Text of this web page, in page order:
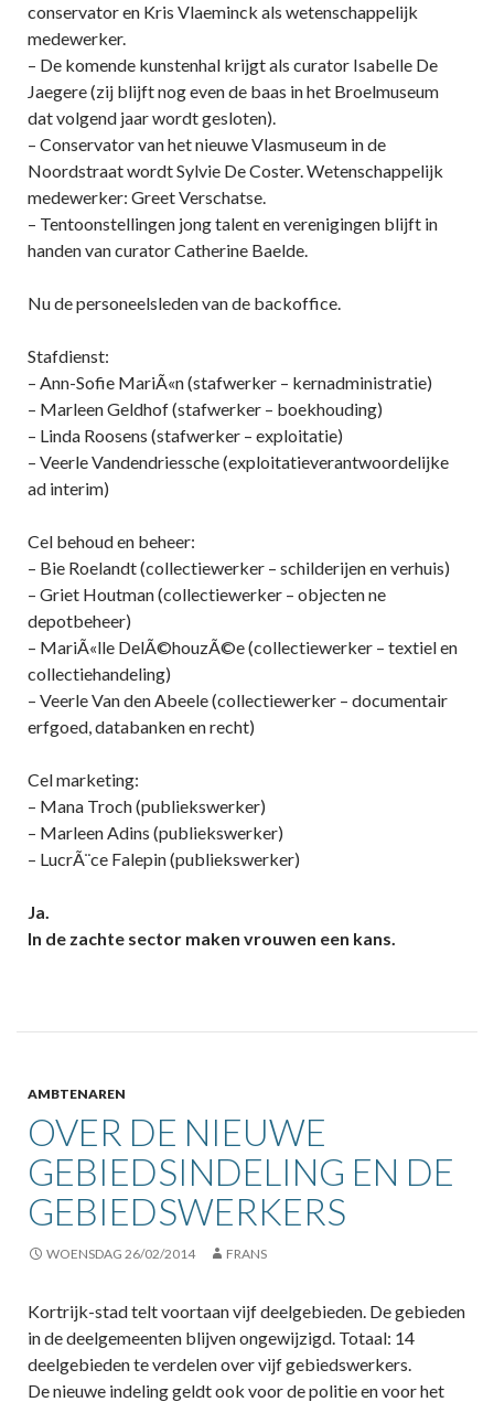
conservator en Kris Vlaeminck als wetenschappelijk
medewerker.
– De komende kunstenhal krijgt als curator Isabelle De
Jaegere (zij blijft nog even de baas in het Broelmuseum
dat volgend jaar wordt gesloten).
– Conservator van het nieuwe Vlasmuseum in de
Noordstraat wordt Sylvie De Coster. Wetenschappelijk
medewerker: Greet Verschatse.
– Tentoonstellingen jong talent en verenigingen blijft in
handen van curator Catherine Baelde.
Nu de personeelsleden van de backoffice.
Stafdienst:
– Ann-Sofie MariÃ«n (stafwerker – kernadministratie)
– Marleen Geldhof (stafwerker – boekhouding)
– Linda Roosens (stafwerker – exploitatie)
– Veerle Vandendriessche (exploitatieverantwoordelijke
ad interim)
Cel behoud en beheer:
– Bie Roelandt (collectiewerker – schilderijen en verhuis)
– Griet Houtman (collectiewerker – objecten ne
depotbeheer)
– MariÃ«lle DelÃ©houzÃ©e (collectiewerker – textiel en
collectiehandeling)
– Veerle Van den Abeele (collectiewerker – documentair
erfgoed, databanken en recht)
Cel marketing:
– Mana Troch (publiekswerker)
– Marleen Adins (publiekswerker)
– LucrÃ¨ce Falepin (publiekswerker)
Ja.
In de zachte sector maken vrouwen een kans.
AMBTENAREN
OVER DE NIEUWE
GEBIEDSINDELING EN DE
GEBIEDSWERKERS
WOENSDAG 26/02/2014 FRANS
Kortrijk-stad telt voortaan vijf deelgebieden. De gebieden
in de deelgemeenten blijven ongewijzigd. Totaal: 14
deelgebieden te verdelen over vijf gebiedswerkers.
De nieuwe indeling geldt ook voor de politie en voor het